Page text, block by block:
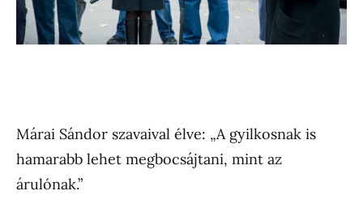
Márai Sándor szavaival élve: „A gyilkosnak is
hamarabb lehet megbocsájtani, mint az
árulónak.”